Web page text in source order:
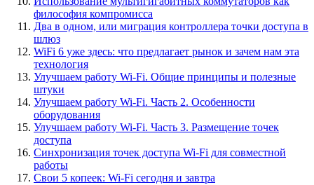
философия компромисса
Два в одном, или миграция контроллера точки доступа в
шлюз
WiFi 6 уже здесь: что предлагает рынок и зачем нам эта
технология
Улучшаем работу Wi-Fi. Общие принципы и полезные
штуки
Улучшаем работу Wi-Fi. Часть 2. Особенности
оборудования
Улучшаем работу Wi-Fi. Часть 3. Размещение точек
доступа
Синхронизация точек доступа Wi-Fi для совместной
работы
Свои 5 копеек: Wi-Fi сегодня и завтра